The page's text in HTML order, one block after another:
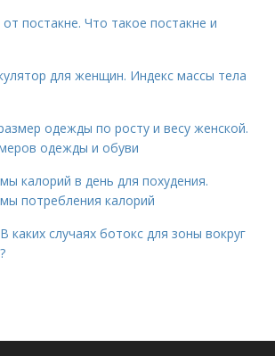
постакне. Что такое постакне и
для женщин. Индекс массы тела
одежды по росту и весу женской.
одежды и обуви
калорий в день для похудения.
потребления калорий
каких случаях ботокс для зоны вокруг